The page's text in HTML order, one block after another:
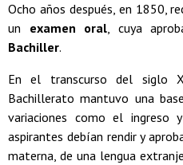
Ocho años después, en 1850,
un examen oral, cuya
Bachiller.
En el transcurso del siglo
Bachillerato mantuvo una
variaciones como el ingreso
aspirantes debían rendir y
materna, de una lengua